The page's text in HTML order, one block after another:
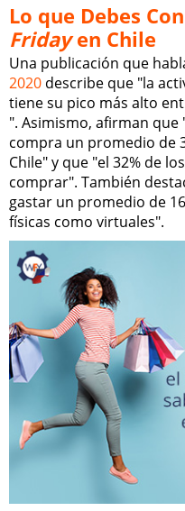
Lo que Debes
Fridayen Chile
Una publicación que
2020 describe que "la
tiene su pico más alto
". Asimismo, afirman que
compra un promedio de
Chile" y que "el 32% de
comprar". También
gastar un promedio de
físicas como virtuales".